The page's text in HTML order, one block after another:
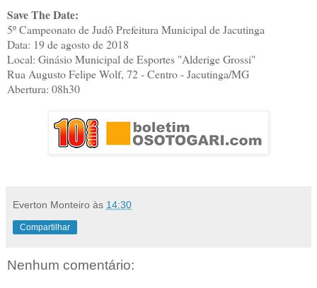
Save The Date:
5º Campeonato de Judô Prefeitura Municipal de Jacutinga
Data: 19 de agosto de 2018
Local: Ginásio Municipal de Esportes "Alderige Grossi"
Rua Augusto Felipe Wolf, 72 - Centro - Jacutinga/MG
Abertura: 08h30
Everton Monteiro às 14:30
Compartilhar
Nenhum comentário: